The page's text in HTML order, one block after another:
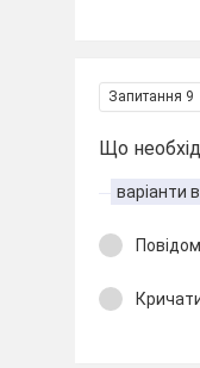
Запитання 9
Що
варіанти